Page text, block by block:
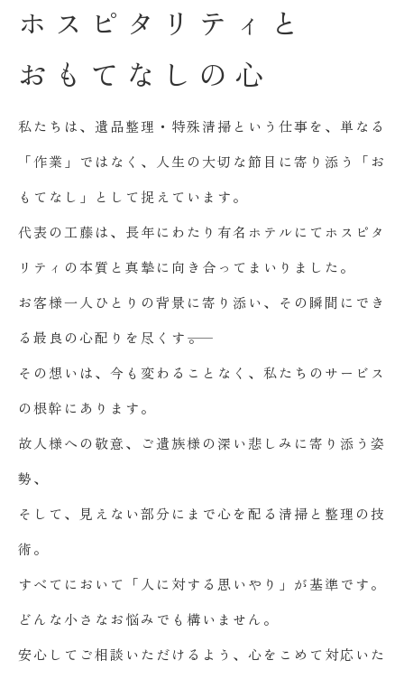
ホ ス ピ タ リ テ ィ と
お も て な し の 心
私たちは、遺品整理・特殊清掃という仕事を、単なる
「作業」ではなく、人生の大切な節目に寄り添う「お
もてなし」として捉えています。
代表の工藤は、長年にわたり有名ホテルにてホスピタ
リティの本質と真摯に向き合ってまいりました。
お客様一人ひとりの背景に寄り添い、その瞬間にでき
る最良の心配りを尽くす――。
その想いは、今も変わることなく、私たちのサービス
の根幹にあります。
故人様への敬意、ご遺族様の深い悲しみに寄り添う姿
勢、
そして、見えない部分にまで心を配る清掃と整理の技
術。
すべてにおいて「人に対する思いやり」が基準です。
どんな小さなお悩みでも構いません。
安心してご相談いただけるよう、心をこめて対応いた